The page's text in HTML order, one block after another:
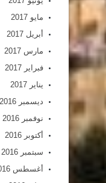
مايو 2017
أبريل 2017
مارس 2017
فبراير 2017
يناير 2017
ديسمبر 2016
نوفمبر 2016
أكتوبر 2016
سبتمبر 2016
أغسطس 2016